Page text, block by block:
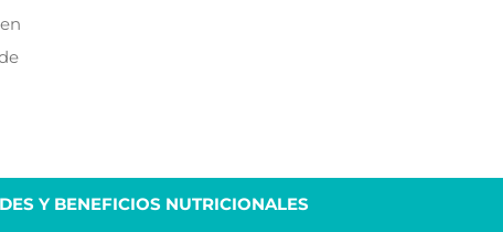
Y BENEFICIOS NUTRICIONALES